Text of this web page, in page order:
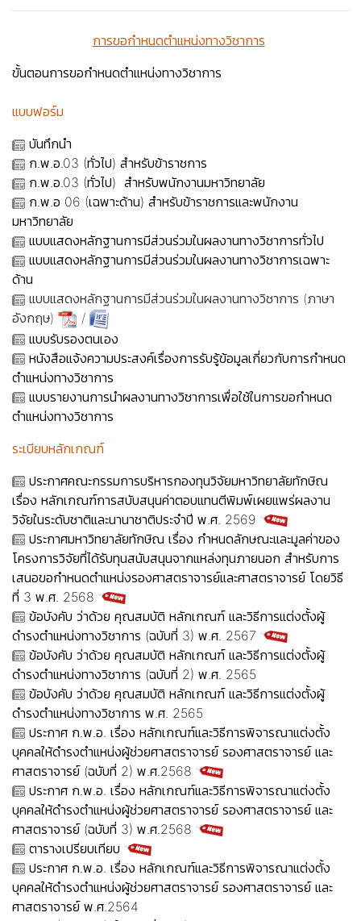
การขอกำหนดตำแหน่งทางวิชาการ
ขั้นตอนการขอกำหนดตำแหน่งทางวิชาการ
แบบฟอร์ม
บันทึกนำ
ก.พ.อ.03 (ทั่วไป) สำหรับข้าราชการ
ก.พ.อ.03 (ทั่วไป) สำหรับพนักงานมหาวิทยาลัย
ก.พ.อ 06 (เฉพาะด้าน) สำหรับข้าราชการและพนักงาน
มหาวิทยาลัย
แบบแสดงหลักฐานการมีส่วนร่วมในผลงานทางวิชาการทั่วไป
แบบแสดงหลักฐานการมีส่วนร่วมในผลงานทางวิชาการเฉพาะ
ด้าน
แบบแสดงหลักฐานการมีส่วนร่วมในผลงานทางวิชาการ (ภาษา
อังกฤษ)
/
แบบรับรองตนเอง
หนังสือแจ้งความประสงค์เรื่องการรับรู้ข้อมูลเกี่ยวกับการกำหนด
ตำแหน่งทางวิชาการ
แบบรายงานการนำผลงานทางวิชาการเพื่อใช้ในการขอกำหนด
ตำแหน่งทางวิชาการ
ระเบียบหลักเกณฑ์
ประกาศคณะกรรมการบริหารกองทุนวิจัยมหาวิทยาลัยทักษิณ
เรื่อง หลักเกณฑ์การสบับสนุนค่าตอบแทนตีพิมพ์เผยแพร่ผลงาน
วิจัยในระดับชาติและนานาชาติประจำปี พ.ศ. 2569
ประกาศมหาวิทยาลัยทักษิณ เรื่อง กำหนดลักษณะและมูลค่าของ
โครงการวิจัยที่ได้รับทุนสนับสนุนจากแหล่งทุนภายนอก สำหรับการ
เสนอขอกำหนดตำแหน่งรองศาสตราจารย์และศาสตราจารย์ โดยวิธี
ที่ 3 พ.ศ. 2568
ข้อบังคับ ว่าด้วย คุณสมบัติ หลักเกณฑ์ และวิธีการแต่งตั้งผู้
ดำรงตำแหน่งทางวิชาการ (ฉบับที่ 3) พ.ศ. 2567
ข้อบังคับ ว่าด้วย คุณสมบัติ หลักเกณฑ์ และวิธีการแต่งตั้งผู้
ดำรงตำแหน่งทางวิชาการ (ฉบับที่ 2) พ.ศ. 2565
ข้อบังคับ ว่าด้วย คุณสมบัติ หลักเกณฑ์ และวิธีการแต่งตั้งผู้
ดำรงตำแหน่งทางวิชาการ พ.ศ. 2565
ประกาศ ก.พ.อ. เรื่อง หลักเกณฑ์และวิธีการพิจารณาแต่งตั้ง
บุคคลให้ดำรงตำแหน่งผู้ช่วยศาสตราจารย์ รองศาสตราจารย์ และ
ศาสตราจารย์ (ฉบับที่ 2) พ.ศ.2568
ประกาศ ก.พ.อ. เรื่อง หลักเกณฑ์และวิธีการพิจารณาแต่งตั้ง
บุคคลให้ดำรงตำแหน่งผู้ช่วยศาสตราจารย์ รองศาสตราจารย์ และ
ศาสตราจารย์ (ฉบับที่ 3) พ.ศ.2568
ตารางเปรียบเทียบ
ประกาศ ก.พ.อ. เรื่อง หลักเกณฑ์และวิธีการพิจารณาแต่งตั้ง
บุคคลให้ดำรงตำแหน่งผู้ช่วยศาสตราจารย์ รองศาสตราจารย์ และ
ศาสตราจารย์ พ.ศ.2564